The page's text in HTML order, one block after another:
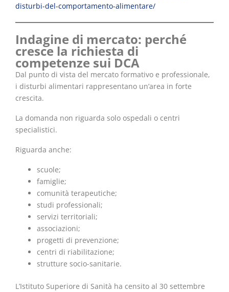
disturbi-del-comportamento-alimentare/
Indagine di mercato: perché
cresce la richiesta di
competenze sui DCA
Dal punto di vista del mercato formativo e professionale,
i disturbi alimentari rappresentano un’area in forte
crescita.
La domanda non riguarda solo ospedali o centri
specialistici.
Riguarda anche:
scuole;
famiglie;
comunità terapeutiche;
studi professionali;
servizi territoriali;
associazioni;
progetti di prevenzione;
centri di riabilitazione;
strutture socio-sanitarie.
L’Istituto Superiore di Sanità ha censito al 30 settembre